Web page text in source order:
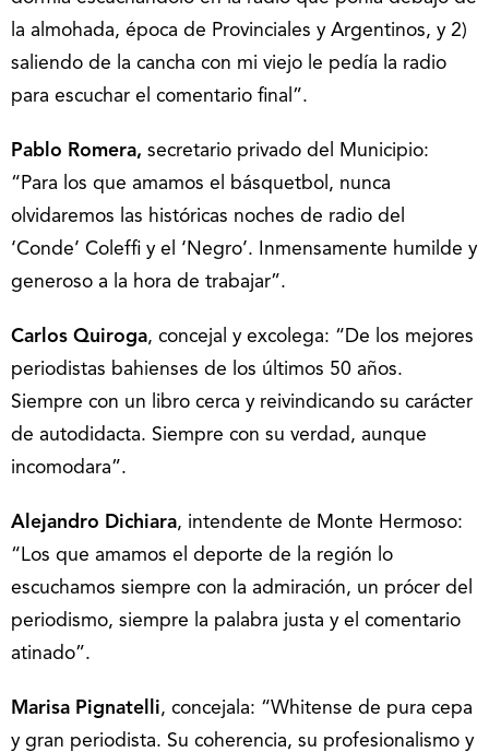
la almohada, época de Provinciales y Argentinos, y 2)
saliendo de la cancha con mi viejo le pedía la radio
para escuchar el comentario final”.
Pablo Romera, secretario privado del Municipio:
“Para los que amamos el básquetbol, nunca
olvidaremos las históricas noches de radio del
‘Conde’ Coleffi y el ‘Negro’. Inmensamente humilde y
generoso a la hora de trabajar”.
Carlos Quiroga, concejal y excolega: “De los mejores
periodistas bahienses de los últimos 50 años.
Siempre con un libro cerca y reivindicando su carácter
de autodidacta. Siempre con su verdad, aunque
incomodara”.
Alejandro Dichiara, intendente de Monte Hermoso:
“Los que amamos el deporte de la región lo
escuchamos siempre con la admiración, un prócer del
periodismo, siempre la palabra justa y el comentario
atinado”.
Marisa Pignatelli, concejala: “Whitense de pura cepa
y gran periodista. Su coherencia, su profesionalismo y